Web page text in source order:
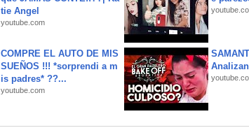
tie Angel
youtube.com
COMPRE EL AUTO DE MIS
SUEÑOS !!! *sorprendi a m
is padres* ??...
youtube.com